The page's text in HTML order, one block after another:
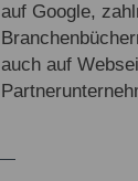
auf Google,
auch auf